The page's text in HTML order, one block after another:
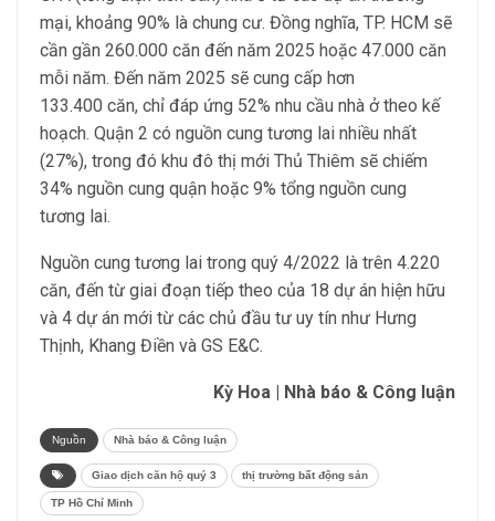
mại, khoảng 90% là chung cư. Đồng nghĩa, TP. HCM sẽ
cần gần 260.000 căn đến năm 2025 hoặc 47.000 căn
mỗi năm. Đến năm 2025 sẽ cung cấp hơn
133.400 căn, chỉ đáp ứng 52% nhu cầu nhà ở theo kế
hoạch. Quận 2 có nguồn cung tương lai nhiều nhất
(27%), trong đó khu đô thị mới Thủ Thiêm sẽ chiếm
34% nguồn cung quận hoặc 9% tổng nguồn cung
tương lai.
Nguồn cung tương lai trong quý 4/2022 là trên 4.220
căn, đến từ giai đoạn tiếp theo của 18 dự án hiện hữu
và 4 dự án mới từ các chủ đầu tư uy tín như Hưng
Thịnh, Khang Điền và GS E&C.
Kỳ Hoa | Nhà báo & Công luận
Nguồn Nhà báo & Công luận
Giao dịch căn hộ quý 3 thị trường bất động sản
TP Hồ Chí Minh